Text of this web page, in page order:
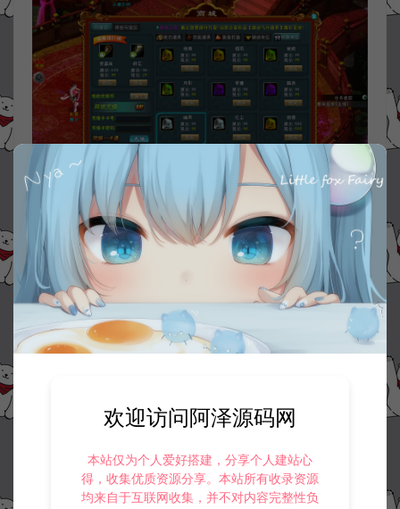
欢迎访问阿泽源码网
本站仅为个人爱好搭建，分享个人建站心
得，收集优质资源分享。本站所有收录资源
均来自于互联网收集，并不对内容完整性负